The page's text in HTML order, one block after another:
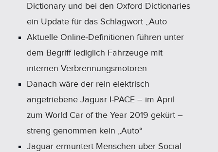
Dictionary und bei den Oxford Dictionaries
ein Update für das Schlagwort „Auto
Aktuelle Online‑Definitionen führen unter
dem Begriff lediglich Fahrzeuge mit
internen Verbrennungsmotoren
Danach wäre der rein elektrisch
angetriebene Jaguar I‑PACE – im April
zum World Car of the Year 2019 gekürt –
streng genommen kein „Auto“
Jaguar ermuntert Menschen über Social